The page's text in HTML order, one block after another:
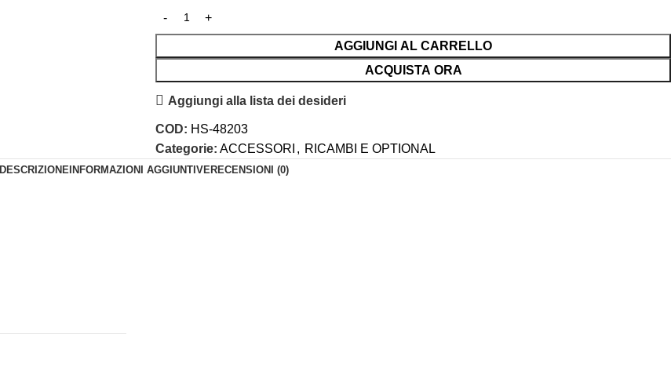
AGGIUNGI AL CARRELLO
ACQUISTA ORA
Aggiungi alla lista dei desideri
COD: HS-48203
Categorie: ACCESSORI , RICAMBI E OPTIONAL
DESCRIZIONEINFORMAZIONI AGGIUNTIVERECENSIONI (0)